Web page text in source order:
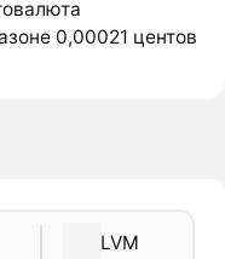
0,00021 центов
LVM